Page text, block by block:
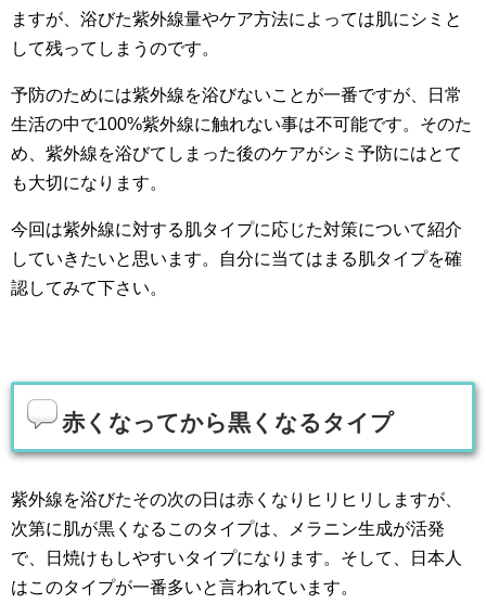
ますが、浴びた紫外線量やケア方法によっては肌にシミと
して残ってしまうのです。
予防のためには紫外線を浴びないことが一番ですが、日常
生活の中で100%紫外線に触れない事は不可能です。そのた
め、紫外線を浴びてしまった後のケアがシミ予防にはとて
も大切になります。
今回は紫外線に対する肌タイプに応じた対策について紹介
していきたいと思います。自分に当てはまる肌タイプを確
認してみて下さい。
赤くなってから黒くなるタイプ
紫外線を浴びたその次の日は赤くなりヒリヒリしますが、
次第に肌が黒くなるこのタイプは、メラニン生成が活発
で、日焼けもしやすいタイプになります。そして、日本人
はこのタイプが一番多いと言われています。